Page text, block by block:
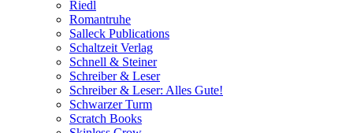
Riedl
Romantruhe
Salleck Publications
Schaltzeit Verlag
Schnell & Steiner
Schreiber & Leser
Schreiber & Leser: Alles Gute!
Schwarzer Turm
Scratch Books